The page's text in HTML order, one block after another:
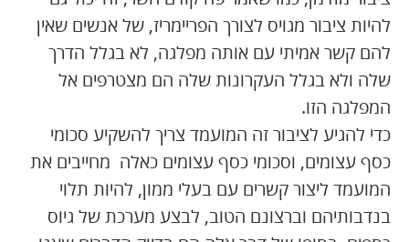
להיות ציבור מגויס לצורך הפריימריז, של אנשים שאין
להם קשר אמיתי עם אותה מפלגה, לא בגלל הדרך
שלה ולא בגלל העקרונות שלה הם מצטרפים אל
המפלגה הזו.
כדי להגיע לציבור זה המועמד צריך להשקיע סכומי
כסף עצומים, וסכומי כסף עצומים כאלה מחייבים את
המועמד ליצור קשרים עם בעלי ממון, להיות תלוי
בנדבותיהם וברצונם הטוב, לבצע מערכת של גיוס